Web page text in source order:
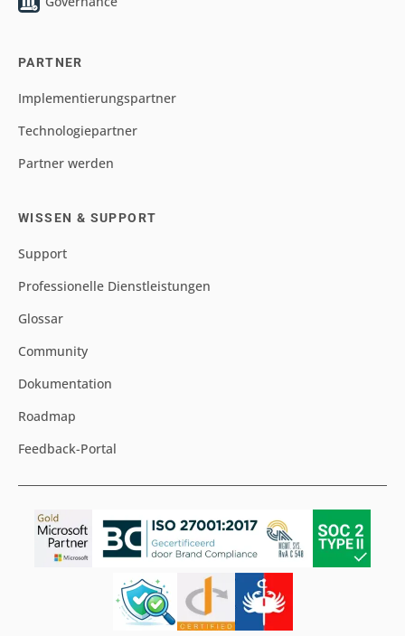
PARTNER
Implementierungspartner
Technologiepartner
Partner werden
WISSEN & SUPPORT
Support
Professionelle Dienstleistungen
Glossar
Community
Dokumentation
Roadmap
Feedback-Portal